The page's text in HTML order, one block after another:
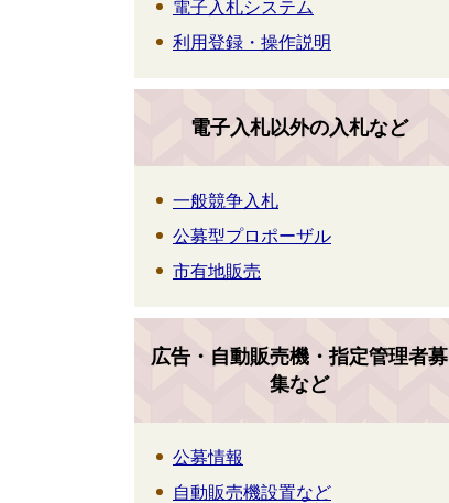
電子入札システム
利用登録・操作説明
電子入札以外の入札など
一般競争入札
公募型プロポーザル
市有地販売
広告・自動販売機・指定管理者募
集など
公募情報
自動販売機設置など